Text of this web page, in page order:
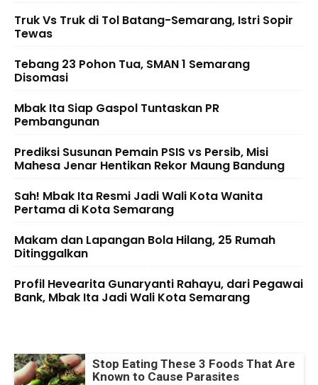
Truk Vs Truk di Tol Batang-Semarang, Istri Sopir
Tewas
Tebang 23 Pohon Tua, SMAN 1 Semarang
Disomasi
Mbak Ita Siap Gaspol Tuntaskan PR
Pembangunan
Prediksi Susunan Pemain PSIS vs Persib, Misi
Mahesa Jenar Hentikan Rekor Maung Bandung
Sah! Mbak Ita Resmi Jadi Wali Kota Wanita
Pertama di Kota Semarang
Makam dan Lapangan Bola Hilang, 25 Rumah
Ditinggalkan
Profil Hevearita Gunaryanti Rahayu, dari Pegawai
Bank, Mbak Ita Jadi Wali Kota Semarang
Stop Eating These 3 Foods That Are
Known to Cause Parasites